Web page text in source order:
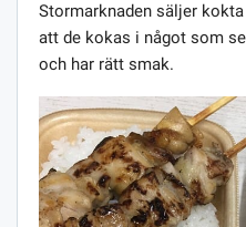
Stormarknaden säljer
att de kokas i något som
och har rätt smak.